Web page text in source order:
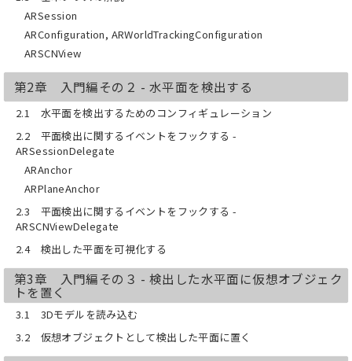
ARSession
ARConfiguration, ARWorldTrackingConfiguration
ARSCNView
第2章 入門編その２ - 水平面を検出する
2.1 水平面を検出するためのコンフィギュレーション
2.2 平面検出に関するイベントをフックする -
ARSessionDelegate
ARAnchor
ARPlaneAnchor
2.3 平面検出に関するイベントをフックする -
ARSCNViewDelegate
2.4 検出した平面を可視化する
第3章 入門編その３ - 検出した水平面に仮想オブジェク
トを置く
3.1 3Dモデルを読み込む
3.2 仮想オブジェクトとして検出した平面に置く